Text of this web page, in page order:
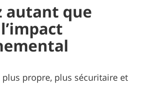
autant que
propre, plus sécuritaire et